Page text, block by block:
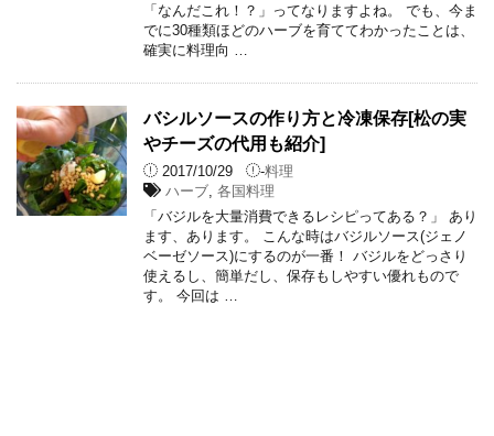
「なんだこれ！？」ってなりますよね。 でも、今ま
でに30種類ほどのハーブを育ててわかったことは、
確実に料理向 …
バシルソースの作り方と冷凍保存[松の実
やチーズの代用も紹介]
2017/10/29 -料理
ハーブ ,各国料理
「バジルを大量消費できるレシピってある？」 あり
ます、あります。 こんな時はバジルソース(ジェノ
ベーゼソース)にするのが一番！ バジルをどっさり
使えるし、簡単だし、保存もしやすい優れもので
す。 今回は …